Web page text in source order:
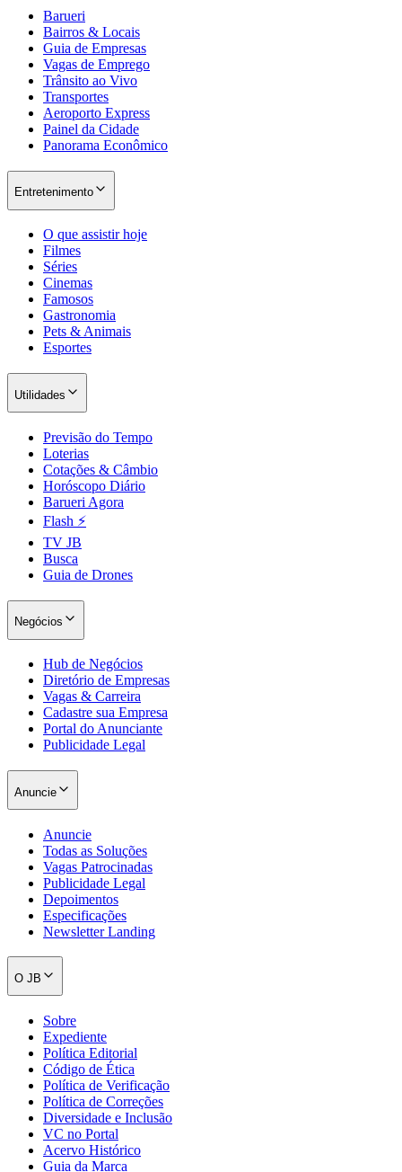
Barueri
Bairros & Locais
Guia de Empresas
Vagas de Emprego
Trânsito ao Vivo
Transportes
Aeroporto Express
Painel da Cidade
Panorama Econômico
Entretenimento
O que assistir hoje
Filmes
Séries
Cinemas
Famosos
Gastronomia
Pets & Animais
Esportes
Utilidades
Previsão do Tempo
Loterias
Cotações & Câmbio
Horóscopo Diário
Barueri Agora
Flash ⚡
TV JB
Busca
Guia de Drones
Negócios
Hub de Negócios
Diretório de Empresas
Vagas & Carreira
Cadastre sua Empresa
Portal do Anunciante
Publicidade Legal
Anuncie
Anuncie
Todas as Soluções
Vagas Patrocinadas
Publicidade Legal
Depoimentos
Especificações
Newsletter Landing
O JB
Sobre
Expediente
Política Editorial
Código de Ética
Política de Verificação
Política de Correções
Diversidade e Inclusão
VC no Portal
Acervo Histórico
Guia da Marca